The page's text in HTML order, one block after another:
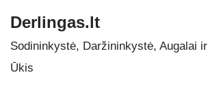
Skip
to
Derlingas.lt
Sodininkystė, Daržininkystė, Augalai ir
Ūkis